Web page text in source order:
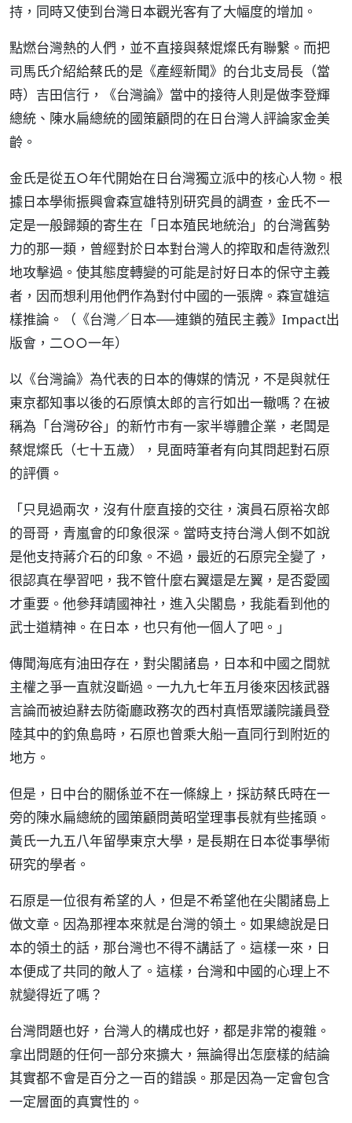
持，同時又使到台灣日本觀光客有了大幅度的增加。
點燃台灣熱的人們，並不直接與蔡焜燦氏有聯繫。而把
司馬氏介紹給蔡氏的是《產經新聞》的台北支局長（當
時）吉田信行，《台灣論》當中的接待人則是做李登輝
總統、陳水扁總統的國策顧問的在日台灣人評論家金美
齡。
金氏是從五○年代開始在日台灣獨立派中的核心人物。根
據日本學術振興會森宣雄特別研究員的調查，金氏不一
定是一般歸類的寄生在「日本殖民地統治」的台灣舊勢
力的那一類，曾經對於日本對台灣人的搾取和虐待激烈
地攻擊過。使其態度轉變的可能是討好日本的保守主義
者，因而想利用他們作為對付中國的一張牌。森宣雄這
樣推論。（《台灣／日本──連鎖的殖民主義》Impact出
版會，二○○一年）
以《台灣論》為代表的日本的傳媒的情況，不是與就任
東京都知事以後的石原慎太郎的言行如出一轍嗎？在被
稱為「台灣矽谷」的新竹市有一家半導體企業，老闆是
蔡焜燦氏（七十五歲），見面時筆者有向其問起對石原
的評價。
「只見過兩次，沒有什麼直接的交往，演員石原裕次郎
的哥哥，青嵐會的印象很深。當時支持台灣人倒不如說
是他支持蔣介石的印象。不過，最近的石原完全變了，
很認真在學習吧，我不管什麼右翼還是左翼，是否愛國
才重要。他參拜靖國神社，進入尖閣島，我能看到他的
武士道精神。在日本，也只有他一個人了吧。」
傳聞海底有油田存在，對尖閣諸島，日本和中國之間就
主權之爭一直就沒斷過。一九九七年五月後來因核武器
言論而被迫辭去防衛廳政務次的西村真悟眾議院議員登
陸其中的釣魚島時，石原也曾乘大船一直同行到附近的
地方。
但是，日中台的關係並不在一條線上，採訪蔡氏時在一
旁的陳水扁總統的國策顧問黃昭堂理事長就有些搖頭。
黃氏一九五八年留學東京大學，是長期在日本從事學術
研究的學者。
石原是一位很有希望的人，但是不希望他在尖閣諸島上
做文章。因為那裡本來就是台灣的領土。如果總說是日
本的領土的話，那台灣也不得不講話了。這樣一來，日
本便成了共同的敵人了。這樣，台灣和中國的心理上不
就變得近了嗎？
台灣問題也好，台灣人的構成也好，都是非常的複雜。
拿出問題的任何一部分來擴大，無論得出怎麼樣的結論
其實都不會是百分之一百的錯誤。那是因為一定會包含
一定層面的真實性的。